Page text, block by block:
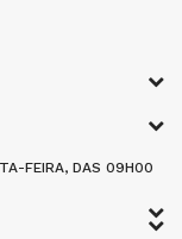
FEIRA, DAS 09H00